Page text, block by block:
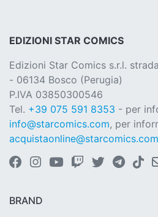
EDIZIONI STAR COMICS
Edizioni Star Comics s.r.l.
- 06134 Bosco (Perugia)
P.IVA 03850300546
Tel. +39 075 591 8353 - per
info@starcomics.com, per
acquistaonline@starcomics.com
BRAND